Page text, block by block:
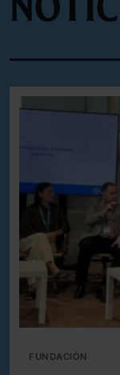
FUNDACIÓN